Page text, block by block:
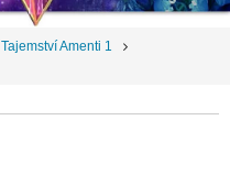
Tajemství Amenti 1